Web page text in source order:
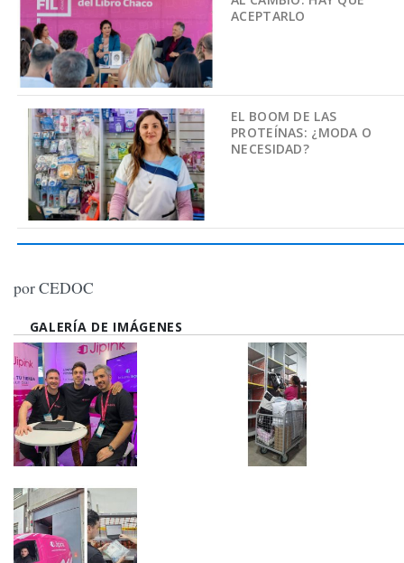
ACEPTARLO
EL BOOM DE LAS
PROTEÍNAS: ¿MODA O
NECESIDAD?
por CEDOC
GALERÍA DE IMÁGENES